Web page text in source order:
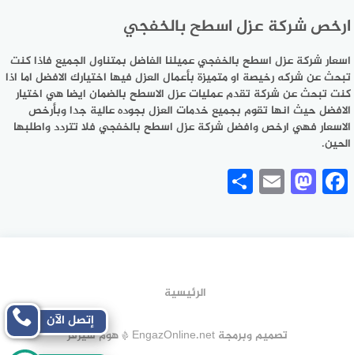
ارخص شركة عزل اسطح بالخفجي
اسعار شركة عزل اسطح بالخفجي عميلنا الفاضل بمتناول الجميع فاذا كنت
تبحث عن شركه رخيصة او متميزة بأعمال العزل فيها اختيارك الافضل اما اذا
كنت تبحث عن شركة تقدم عمليات عزل الاسطح بالضمان ايضا هي اختيار
الافضل حيث انها تقوم بجميع خدمات العزل بجوده عالية جدا وبأرخص
الاسعار فهي ارخص وافضل شركة عزل اسطح بالخفجي فلا تتردد واطلبها
الحين.
Facebook
Mastodon
Email
الرئيسية
تصميم وبرمجة EngazOnline.net * هوم سيرفر
إتصل الآن